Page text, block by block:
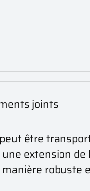
joints
peut être
extension
robuste